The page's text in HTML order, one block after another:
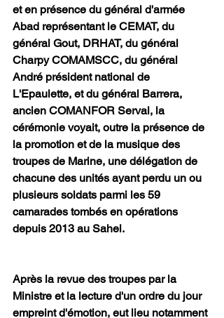
et en présence du général d'armée
Abad représentant le CEMAT, du
général Gout, DRHAT, du général
Charpy COMAMSCC, du général
André président national de
L'Epaulette, et du général Barrera,
ancien COMANFOR Serval, la
cérémonie voyait, outre la présence de
la promotion et de la musique des
troupes de Marine, une délégation de
chacune des unités ayant perdu un ou
plusieurs soldats parmi les 59
camarades tombés en opérations
depuis 2013 au Sahel.
Après la revue des troupes par la
Ministre et la lecture d'un ordre du jour
empreint d'émotion, eut lieu notamment